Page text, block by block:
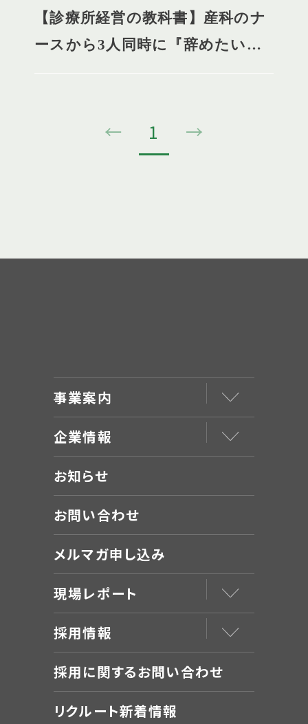
【診療所経営の教科書】産科のナ
ースから3人同時に『辞めたい』
← 1 →
事業案内
企業情報
お知らせ
お問い合わせ
メルマガ申し込み
現場レポート
採用情報
採用に関するお問い合わせ
リクルート新着情報